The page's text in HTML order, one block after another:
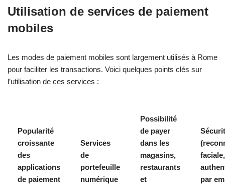
Utilisation de services de paiement
mobiles
Les modes de paiement mobiles sont largement utilisés à Rome
pour faciliter les transactions. Voici quelques points clés sur
l’utilisation de ces services :
Popularité
croissante
des
applications
de paiement
Services
de
portefeuille
numérique
Possibilité
de payer
dans les
magasins,
restaurants
et
faciale,
par